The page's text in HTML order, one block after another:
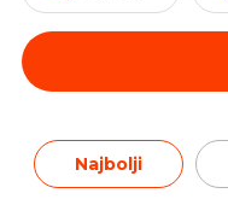
Najbolji